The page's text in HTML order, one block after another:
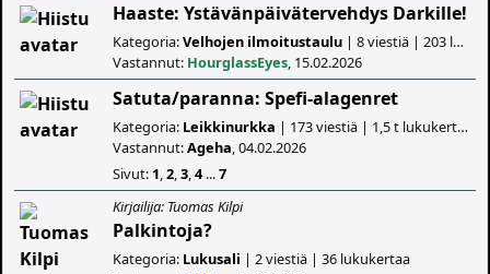
Haaste: Ystävänpäivätervehdys Darkille!
Kategoria:Velhojen ilmoitustaulu | 8 viestiä | 203 lukukertaa
Vastannut: HourglassEyes, 15.02.2026
Satuta/paranna: Spefi-alagenret
Kategoria: Leikkinurkka | 173 viestiä | 1,5 t lukukertaa
Vastannut:Ageha, 04.02.2026
Sivut: 1,2,3,4...7
Kirjailija: Tuomas Kilpi
Palkintoja?
Kategoria: Lukusali | 2 viestiä | 36 lukukertaa